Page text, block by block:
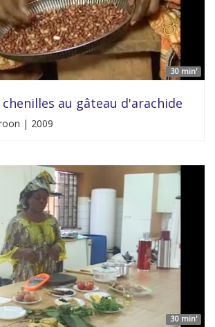
30 min'
chenilles au gâteau d'arachide
| 2009
30 min'